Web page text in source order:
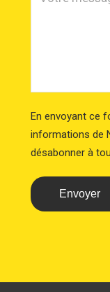
En envoyant ce
informations de
désabonner à